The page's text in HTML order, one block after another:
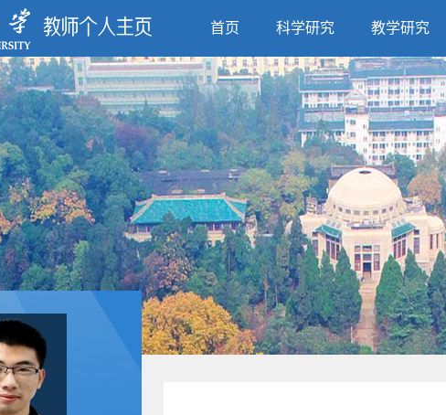
首页 科学研究 教学研究